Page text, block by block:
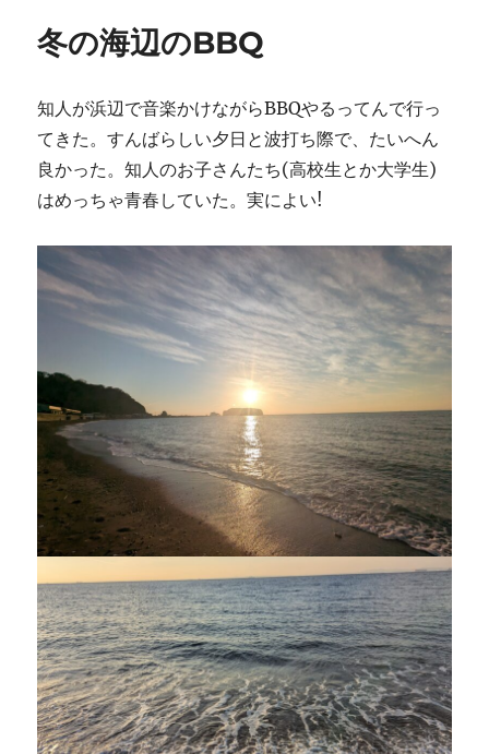
ー
冬の海辺のBBQ
知人が浜辺で音楽かけながらBBQやるってんで行っ
てきた。すんばらしい夕日と波打ち際で、たいへん
良かった。知人のお子さんたち(高校生とか大学生)
はめっちゃ青春していた。実によい!